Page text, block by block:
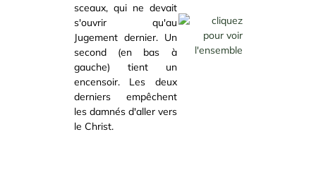
sceaux, qui ne devait
s'ouvrir qu'au
Jugement dernier. Un
second (en bas à
gauche) tient un
encensoir. Les deux
derniers empêchent
les damnés d'aller vers
le Christ.